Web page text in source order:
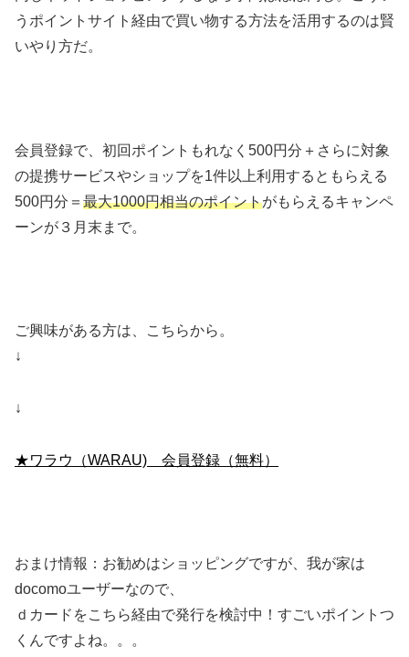
うポイントサイト経由で買い物する方法を活用するのは賢
いやり方だ。
会員登録で、初回ポイントもれなく500円分＋さらに対象
の提携サービスやショップを1件以上利用するともらえる
500円分＝ 最大1000円相当のポイントがもらえるキャンペ
ーンが３月末まで。
ご興味がある方は、こちらから。
↓
↓
★ワラウ（WARAU) 会員登録（無料）
おまけ情報：お勧めはショッピングですが、我が家は
docomoユーザーなので、
ｄカードをこちら経由で発行を検討中！すごいポイントつ
くんですよね。。。